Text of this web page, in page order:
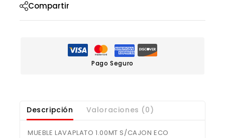
Compartir
Pago Seguro
Descripción Valoraciones (0)
MUEBLE LAVAPLATO 1.00MT S/CAJON ECO